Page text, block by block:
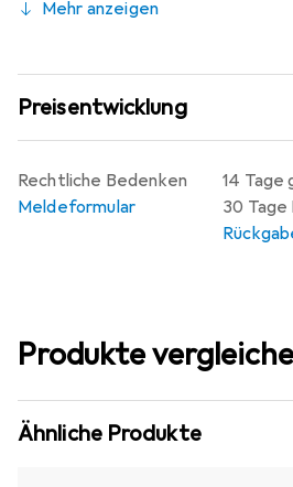
Mehr anzeigen
Preisentwicklung
14
30
Rechtliche Bedenken
Meldeformular
Produkte
Ähnliche Produkte